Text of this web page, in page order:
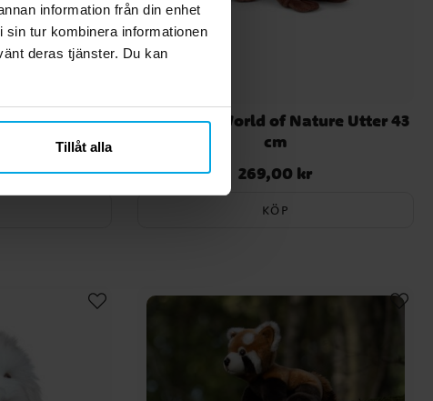
information från din enhet
tur kombinera informationen
deras tjänster. Du kan
Tillåt alla
Giraff 43
kr
Animigos World of Nature Utter 43
cm
Pris:269,00 kr
269,00 kr
KÖP